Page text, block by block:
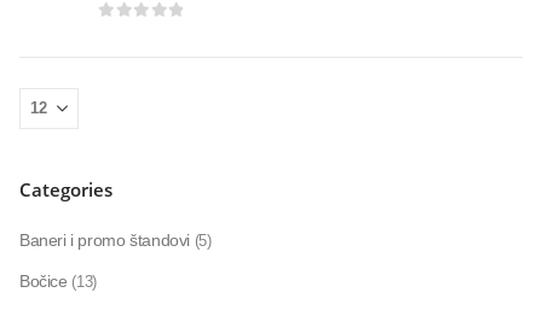
Categories
Baneri i promo štandovi (5)
Bočice (13)